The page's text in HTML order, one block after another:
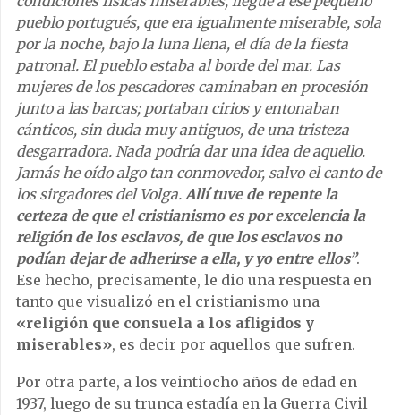
pueblo portugués, que era igualmente miserable, sola
por la noche, bajo la luna llena, el día de la fiesta
patronal. El pueblo estaba al borde del mar. Las
mujeres de los pescadores caminaban en procesión
junto a las barcas; portaban cirios y entonaban
cánticos, sin duda muy antiguos, de una tristeza
desgarradora. Nada podría dar una idea de aquello.
Jamás he oído algo tan conmovedor, salvo el canto de
los sirgadores del Volga. Allí tuve de repente la
certeza de que el cristianismo es por excelencia la
religión de los esclavos, de que los esclavos no
podían dejar de adherirse a ella, y yo entre ellos”.
Ese hecho, precisamente, le dio una respuesta en
tanto que visualizó en el cristianismo una
«religión que consuela a los afligidos y
miserables», es decir por aquellos que sufren.
Por otra parte, a los veintiocho años de edad en
1937, luego de su trunca estadía en la Guerra Civil